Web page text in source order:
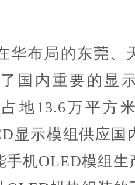
布局的东莞、
国内重要的显
地13.6万平方
显示模组供应国
手机OLED模组生